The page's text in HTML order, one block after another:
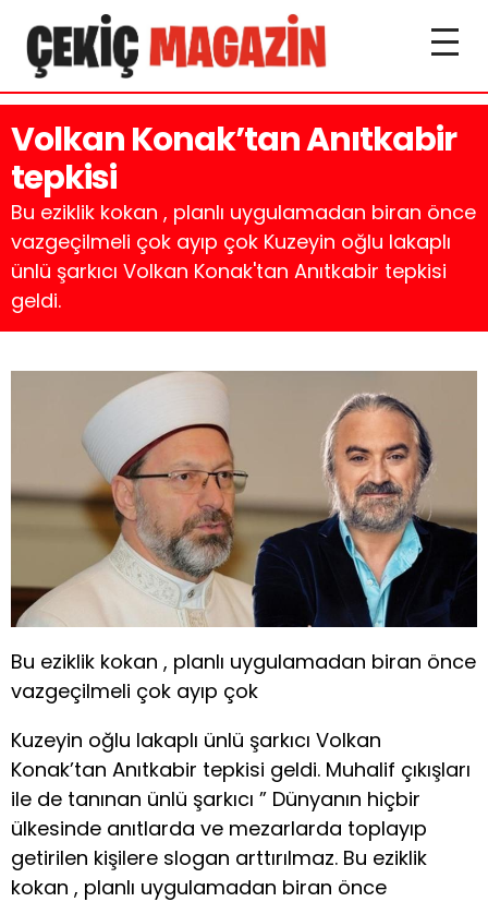
Volkan Konak’tan Anıtkabir
tepkisi
Bu eziklik kokan , planlı uygulamadan biran önce
vazgeçilmeli çok ayıp çok Kuzeyin oğlu lakaplı
ünlü şarkıcı Volkan Konak'tan Anıtkabir tepkisi
geldi.
Bu eziklik kokan , planlı uygulamadan biran önce
vazgeçilmeli çok ayıp çok
Kuzeyin oğlu lakaplı ünlü şarkıcı Volkan
Konak’tan Anıtkabir tepkisi geldi. Muhalif çıkışları
ile de tanınan ünlü şarkıcı ” Dünyanın hiçbir
ülkesinde anıtlarda ve mezarlarda toplayıp
getirilen kişilere slogan arttırılmaz. Bu eziklik
kokan , planlı uygulamadan biran önce